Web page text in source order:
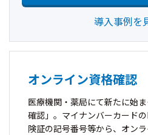
導入事例を
オンライン資格確認
医療機関・薬局にて新たに始
確認」。マイナンバーカード
険証の記号番号等から、オン